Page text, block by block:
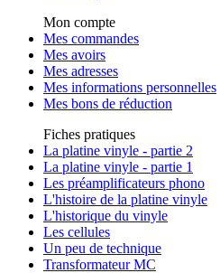
Mon compte
Mes commandes
Mes avoirs
Mes adresses
Mes informations personnelles
Mes bons de réduction
Fiches pratiques
La platine vinyle - partie 2
La platine vinyle - partie 1
Les préamplificateurs phono
L'histoire de la platine vinyle
L'historique du vinyle
Les cellules
Un peu de technique
Transformateur MC